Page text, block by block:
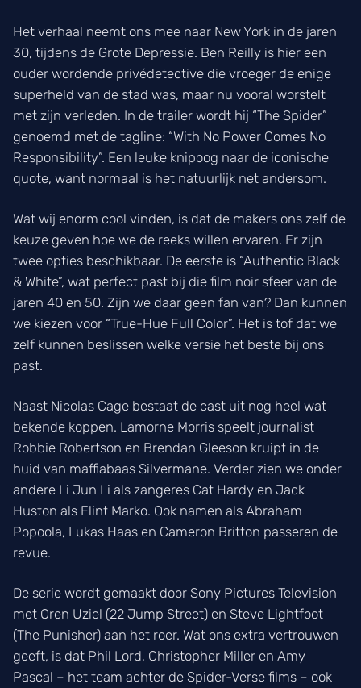
Het verhaal neemt ons mee naar New York in de jaren
30, tijdens de Grote Depressie. Ben Reilly is hier een
ouder wordende privédetective die vroeger de enige
superheld van de stad was, maar nu vooral worstelt
met zijn verleden. In de trailer wordt hij “The Spider”
genoemd met de tagline: “With No Power Comes No
Responsibility”. Een leuke knipoog naar de iconische
quote, want normaal is het natuurlijk net andersom.
Wat wij enorm cool vinden, is dat de makers ons zelf de
keuze geven hoe we de reeks willen ervaren. Er zijn
twee opties beschikbaar. De eerste is “Authentic Black
& White”, wat perfect past bij die film noir sfeer van de
jaren 40 en 50. Zijn we daar geen fan van? Dan kunnen
we kiezen voor “True-Hue Full Color”. Het is tof dat we
zelf kunnen beslissen welke versie het beste bij ons
past.
Naast Nicolas Cage bestaat de cast uit nog heel wat
bekende koppen. Lamorne Morris speelt journalist
Robbie Robertson en Brendan Gleeson kruipt in de
huid van maffiabaas Silvermane. Verder zien we onder
andere Li Jun Li als zangeres Cat Hardy en Jack
Huston als Flint Marko. Ook namen als Abraham
Popoola, Lukas Haas en Cameron Britton passeren de
revue.
De serie wordt gemaakt door Sony Pictures Television
met Oren Uziel (22 Jump Street) en Steve Lightfoot
(The Punisher) aan het roer. Wat ons extra vertrouwen
geeft, is dat Phil Lord, Christopher Miller en Amy
Pascal – het team achter de Spider-Verse films – ook